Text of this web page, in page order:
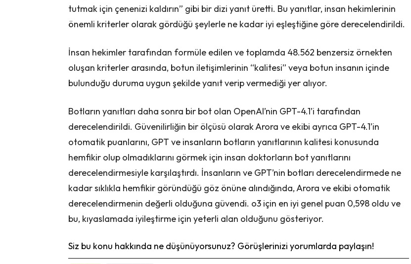
tutmak için çenenizi kaldırın” gibi bir dizi yanıt üretti. Bu yanıtlar, insan hekimlerinin
önemli kriterler olarak gördüğü şeylerle ne kadar iyi eşleştiğine göre derecelendirildi.
İnsan hekimler tarafından formüle edilen ve toplamda 48.562 benzersiz örnekten
oluşan kriterler arasında, botun iletişimlerinin “kalitesi” veya botun insanın içinde
bulunduğu duruma uygun şekilde yanıt verip vermediği yer alıyor.
Botların yanıtları daha sonra bir bot olan OpenAI’nin GPT-4.1’i tarafından
derecelendirildi. Güvenilirliğin bir ölçüsü olarak Arora ve ekibi ayrıca GPT-4.1’in
otomatik puanlarını, GPT ve insanların botların yanıtlarının kalitesi konusunda
hemfikir olup olmadıklarını görmek için insan doktorların bot yanıtlarını
derecelendirmesiyle karşılaştırdı. İnsanların ve GPT’nin botları derecelendirmede ne
kadar sıklıkla hemfikir göründüğü göz önüne alındığında, Arora ve ekibi otomatik
derecelendirmenin değerli olduğuna güvendi. o3 için en iyi genel puan 0,598 oldu ve
bu, kıyaslamada iyileştirme için yeterli alan olduğunu gösteriyor.
Siz bu konu hakkında ne düşünüyorsunuz? Görüşlerinizi yorumlarda paylaşın!